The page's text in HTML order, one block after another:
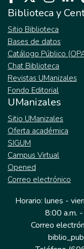
Biblioteca y
Sitio Biblioteca
Bases de datos
Catálogo Público
Chat Biblioteca
Revistas UManizales
Fondo Editorial
UManizales
Sitio UManizales
Oferta académica
SIGUM
Campus Virtual
Opened
Correo electrónico
Horario: lunes -
8:00 a.m.
Correo